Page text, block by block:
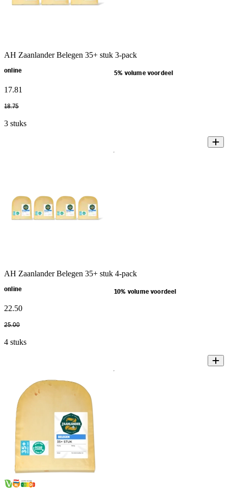
AH Zaanlander Belegen 35+ stuk 3-pack
online 5% volume voordeel
17.81
18.75
3 stuks
AH Zaanlander Belegen 35+ stuk 4-pack
online 10% volume voordeel
22.50
25.00
4 stuks